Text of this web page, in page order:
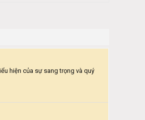
hiện của sự sang trọng và quý